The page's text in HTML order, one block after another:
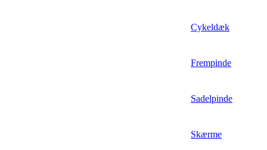
Cykeldæk
Frempinde
Sadelpinde
Skærme